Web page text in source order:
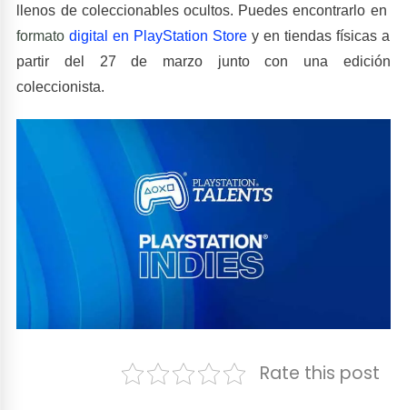
llenos de coleccionables ocultos. Puedes encontrarlo en
formatodigital en PlayStation Store y en tiendas físicas a
partir del 27 de marzo junto con una edición
coleccionista.
Rate this post